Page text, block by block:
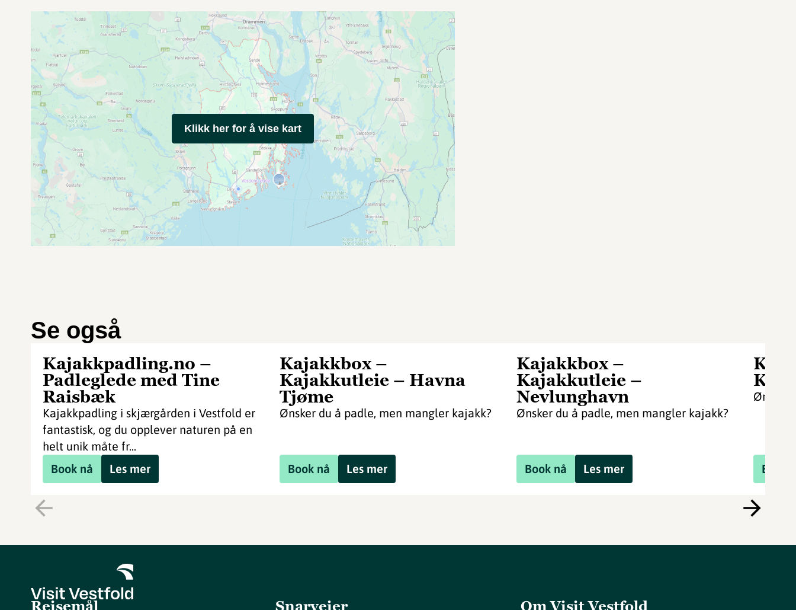
Klikk her for å vise kart
Se også
Kajakkpadling.no –
Padleglede med Tine
Raisbæk
Kajakkpadling i skjærgården i Vestfold er
fantastisk, og du opplever naturen på en
helt unik måte fr...
Book nå
Les mer
Kajakkbox –
Kajakkutleie – Havna
Tjøme
Ønsker du å padle, men mangler kajakk?
Book nå Les mer
Kajakkbox –
Kajakkutleie –
Nevlunghavn
Ønsker du å padle, men mangler kajakk?
Book nå Les mer
Ønsker
Book
Reisemål Snarveier Om Visit Vestfold